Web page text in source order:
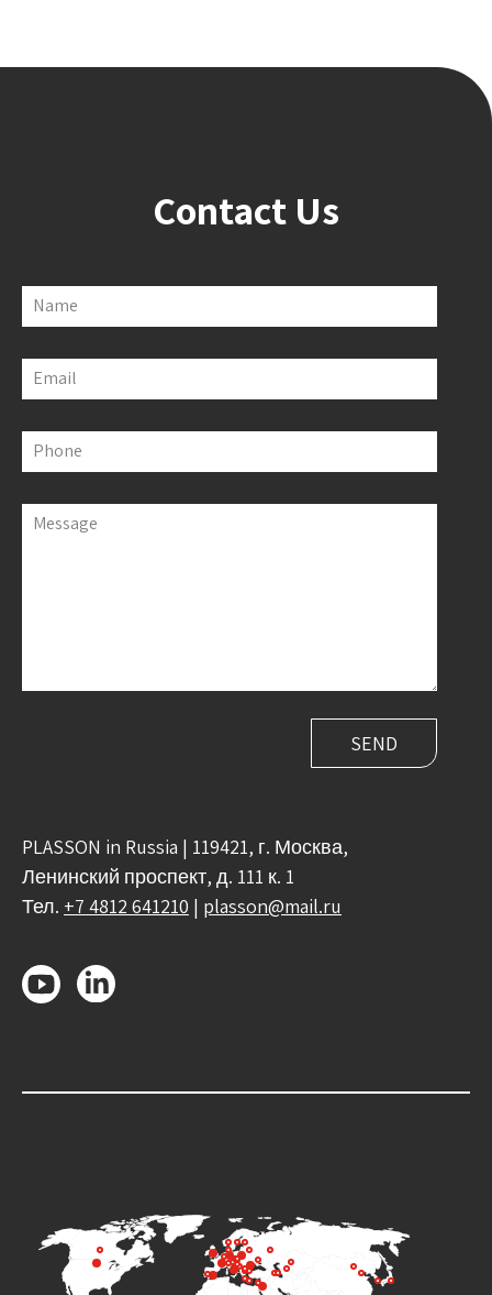
Contact Us
Name
Email
Phone
Message
PLASSON in Russia | 119421, г. Москва,
Ленинский проспект, д. 111 к. 1
Тел. +7 4812 641210 | plasson@mail.ru